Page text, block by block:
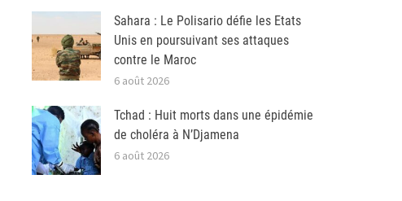
Sahara : Le Polisario défie les Etats
Unis en poursuivant ses attaques
contre le Maroc
6 août 2026
Tchad : Huit morts dans une épidémie
de choléra à N’Djamena
6 août 2026